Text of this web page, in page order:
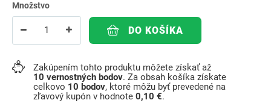
Množstvo
DO KOŠÍKA
Zakúpením tohto produktu môžete získať až
10 vernostných bodov. Za obsah košíka získate
celkovo 10 bodov, ktoré môžu byť prevedené na
zľavový kupón v hodnote 0,10 €.